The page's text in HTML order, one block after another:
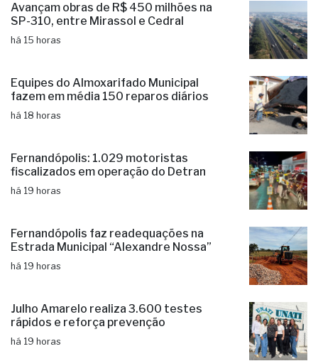
Avançam obras de R$ 450 milhões na
SP-310, entre Mirassol e Cedral
há 15 horas
Equipes do Almoxarifado Municipal
fazem em média 150 reparos diários
há 18 horas
Fernandópolis: 1.029 motoristas
fiscalizados em operação do Detran
há 19 horas
Fernandópolis faz readequações na
Estrada Municipal “Alexandre Nossa”
há 19 horas
Julho Amarelo realiza 3.600 testes
rápidos e reforça prevenção
há 19 horas